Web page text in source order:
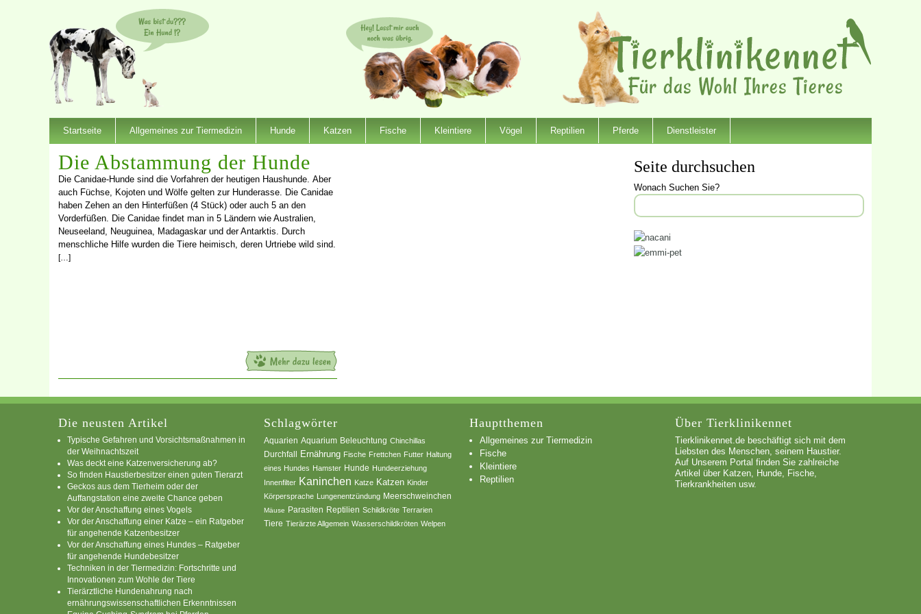
Startseite Allgemeines zur Tiermedizin Hunde Katzen Fische Kleintiere Vögel Reptilien Pferde Dienstleister
Die Abstammung der Hunde
Die Canidae-Hunde sind die Vorfahren der heutigen Haushunde. Aber
auch Füchse, Kojoten und Wölfe gelten zur Hunderasse. Die Canidae
haben Zehen an den Hinterfüßen (4 Stück) oder auch 5 an den
Vorderfüßen. Die Canidae findet man in 5 Ländern wie Australien,
Neuseeland, Neuguinea, Madagaskar und der Antarktis. Durch
menschliche Hilfe wurden die Tiere heimisch, deren Urtriebe wild sind.
[…]
Seite durchsuchen
Wonach Suchen Sie?
Die neusten Artikel
Typische Gefahren und Vorsichtsmaßnahmen in
der Weihnachtszeit
Was deckt eine Katzenversicherung ab?
So finden Haustierbesitzer einen guten Tierarzt
Geckos aus dem Tierheim oder der
Auffangstation eine zweite Chance geben
Vor der Anschaffung eines Vogels
Vor der Anschaffung einer Katze – ein Ratgeber
für angehende Katzenbesitzer
Vor der Anschaffung eines Hundes – Ratgeber
für angehende Hundebesitzer
Techniken in der Tiermedizin: Fortschritte und
Innovationen zum Wohle der Tiere
Tierärztliche Hundenahrung nach
ernährungswissenschaftlichen Erkenntnissen
Schlagwörter
Aquarien Aquarium Beleuchtung Chinchillas
Durchfall Ernährung Fische Frettchen Futter Haltung
eines Hundes Hamster Hunde Hundeerziehung
Innenfilter Kaninchen Katze Katzen Kinder
Körpersprache Lungenentzündung Meerschweinchen
Mäuse Parasiten Reptilien Schildkröte Terrarien
Tiere Tierärzte Allgemein Wasserschildkröten Welpen
Hauptthemen
Allgemeines zur Tiermedizin
Fische
Kleintiere
Reptilien
Über Tierklinikennet
Tierklinikennet.de beschäftigt sich mit dem
Liebsten des Menschen, seinem Haustier.
Auf Unserem Portal finden Sie zahlreiche
Artikel über Katzen, Hunde, Fische,
Tierkrankheiten usw.